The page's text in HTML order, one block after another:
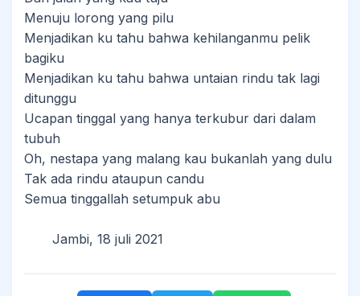
Menuju lorong yang pilu
Menjadikan ku tahu bahwa kehilanganmu pelik
bagiku
Menjadikan ku tahu bahwa untaian rindu tak lagi
ditunggu
Ucapan tinggal yang hanya terkubur dari dalam
tubuh
Oh, nestapa yang malang kau bukanlah yang dulu
Tak ada rindu ataupun candu
Semua tinggallah setumpuk abu
Jambi, 18 juli 2021